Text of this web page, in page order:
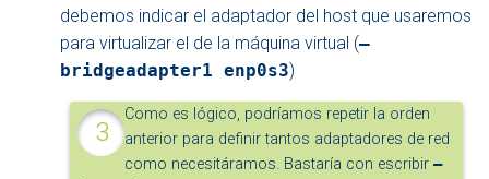
debemos indicar el adaptador del host que usaremos
para virtualizar el de la máquina virtual (–
bridgeadapter1 enp0s3)
Como es lógico, podríamos repetir la orden
anterior para definir tantos adaptadores de red
como necesitáramos. Bastaría con escribir–